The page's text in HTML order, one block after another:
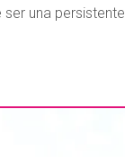
una persistente